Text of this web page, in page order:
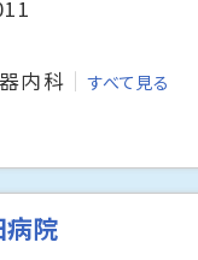
内科 すべて見る
院